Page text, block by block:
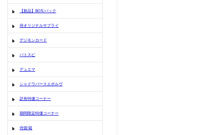
【新品】BOX/パック
侍オリジナルサプライ
デジモンカード
バトスピ
デュエマ
シャドウバースエボルヴ
訳有特価コーナー
期間限定特価コーナー
侍袋/箱